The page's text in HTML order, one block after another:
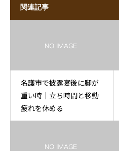
関連記事
名護市で披露宴後に脚が
重い時｜立ち時間と移動
疲れを休める